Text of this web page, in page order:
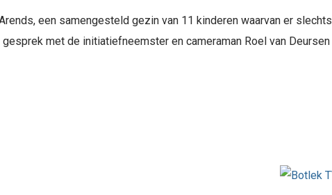
een samengesteld gezin van 11 kinderen waarvan er slechts
met de initiatiefneemster en cameraman Roel van Deursen